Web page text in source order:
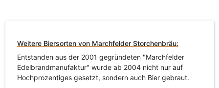
Weitere Biersorten von Marchfelder Storchenbräu:
Entstanden aus der 2001 gegründeten "Marchfelder
Edelbrandmanufaktur" wurde ab 2004 nicht nur auf
Hochprozentiges gesetzt, sondern auch Bier gebraut.